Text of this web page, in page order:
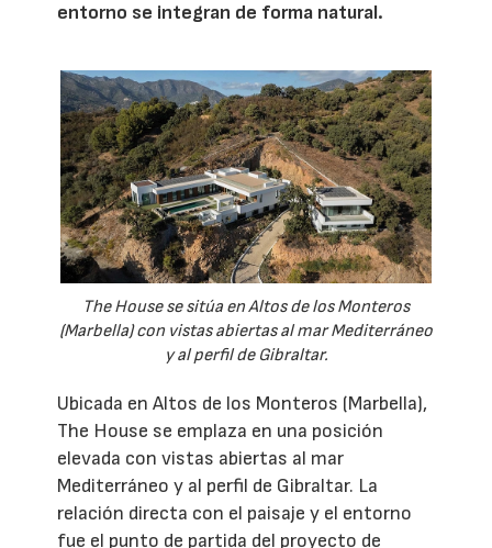
entorno se integran de forma natural.
The House se sitúa en Altos de los Monteros
(Marbella) con vistas abiertas al mar Mediterráneo
y al perfil de Gibraltar.
Ubicada en Altos de los Monteros (Marbella),
The House se emplaza en una posición
elevada con vistas abiertas al mar
Mediterráneo y al perfil de Gibraltar. La
relación directa con el paisaje y el entorno
fue el punto de partida del proyecto de